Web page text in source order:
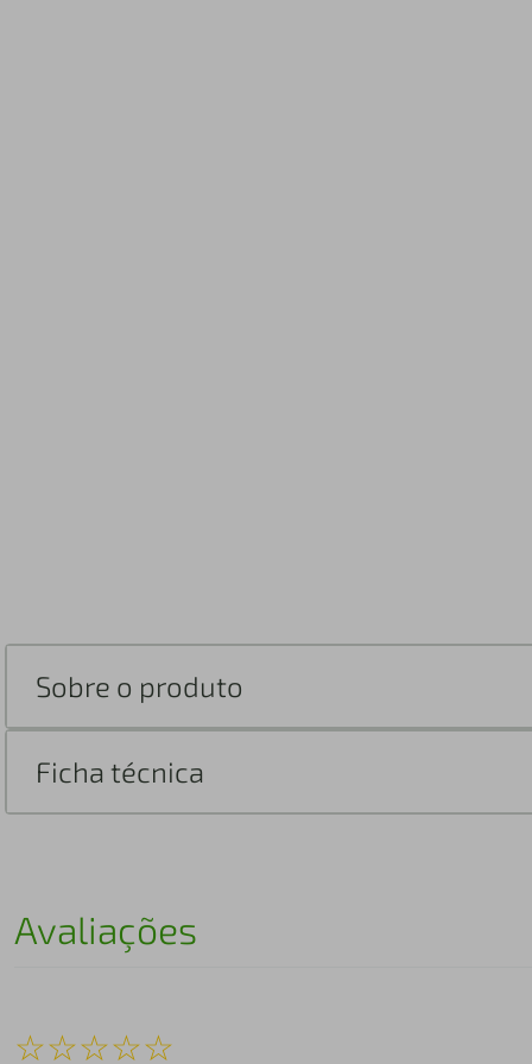
Sobre o produto
Ficha técnica
Avaliações
☆☆☆☆☆